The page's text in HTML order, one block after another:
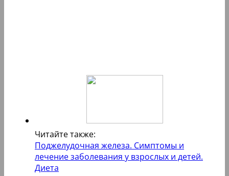
Читайте также:
Поджелудочная железа. Симптомы и
лечение заболевания у взрослых и детей.
Диета